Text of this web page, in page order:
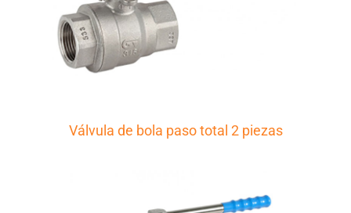
Válvula de bola paso total 2 piezas